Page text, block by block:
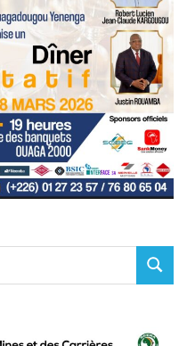
SEARCH